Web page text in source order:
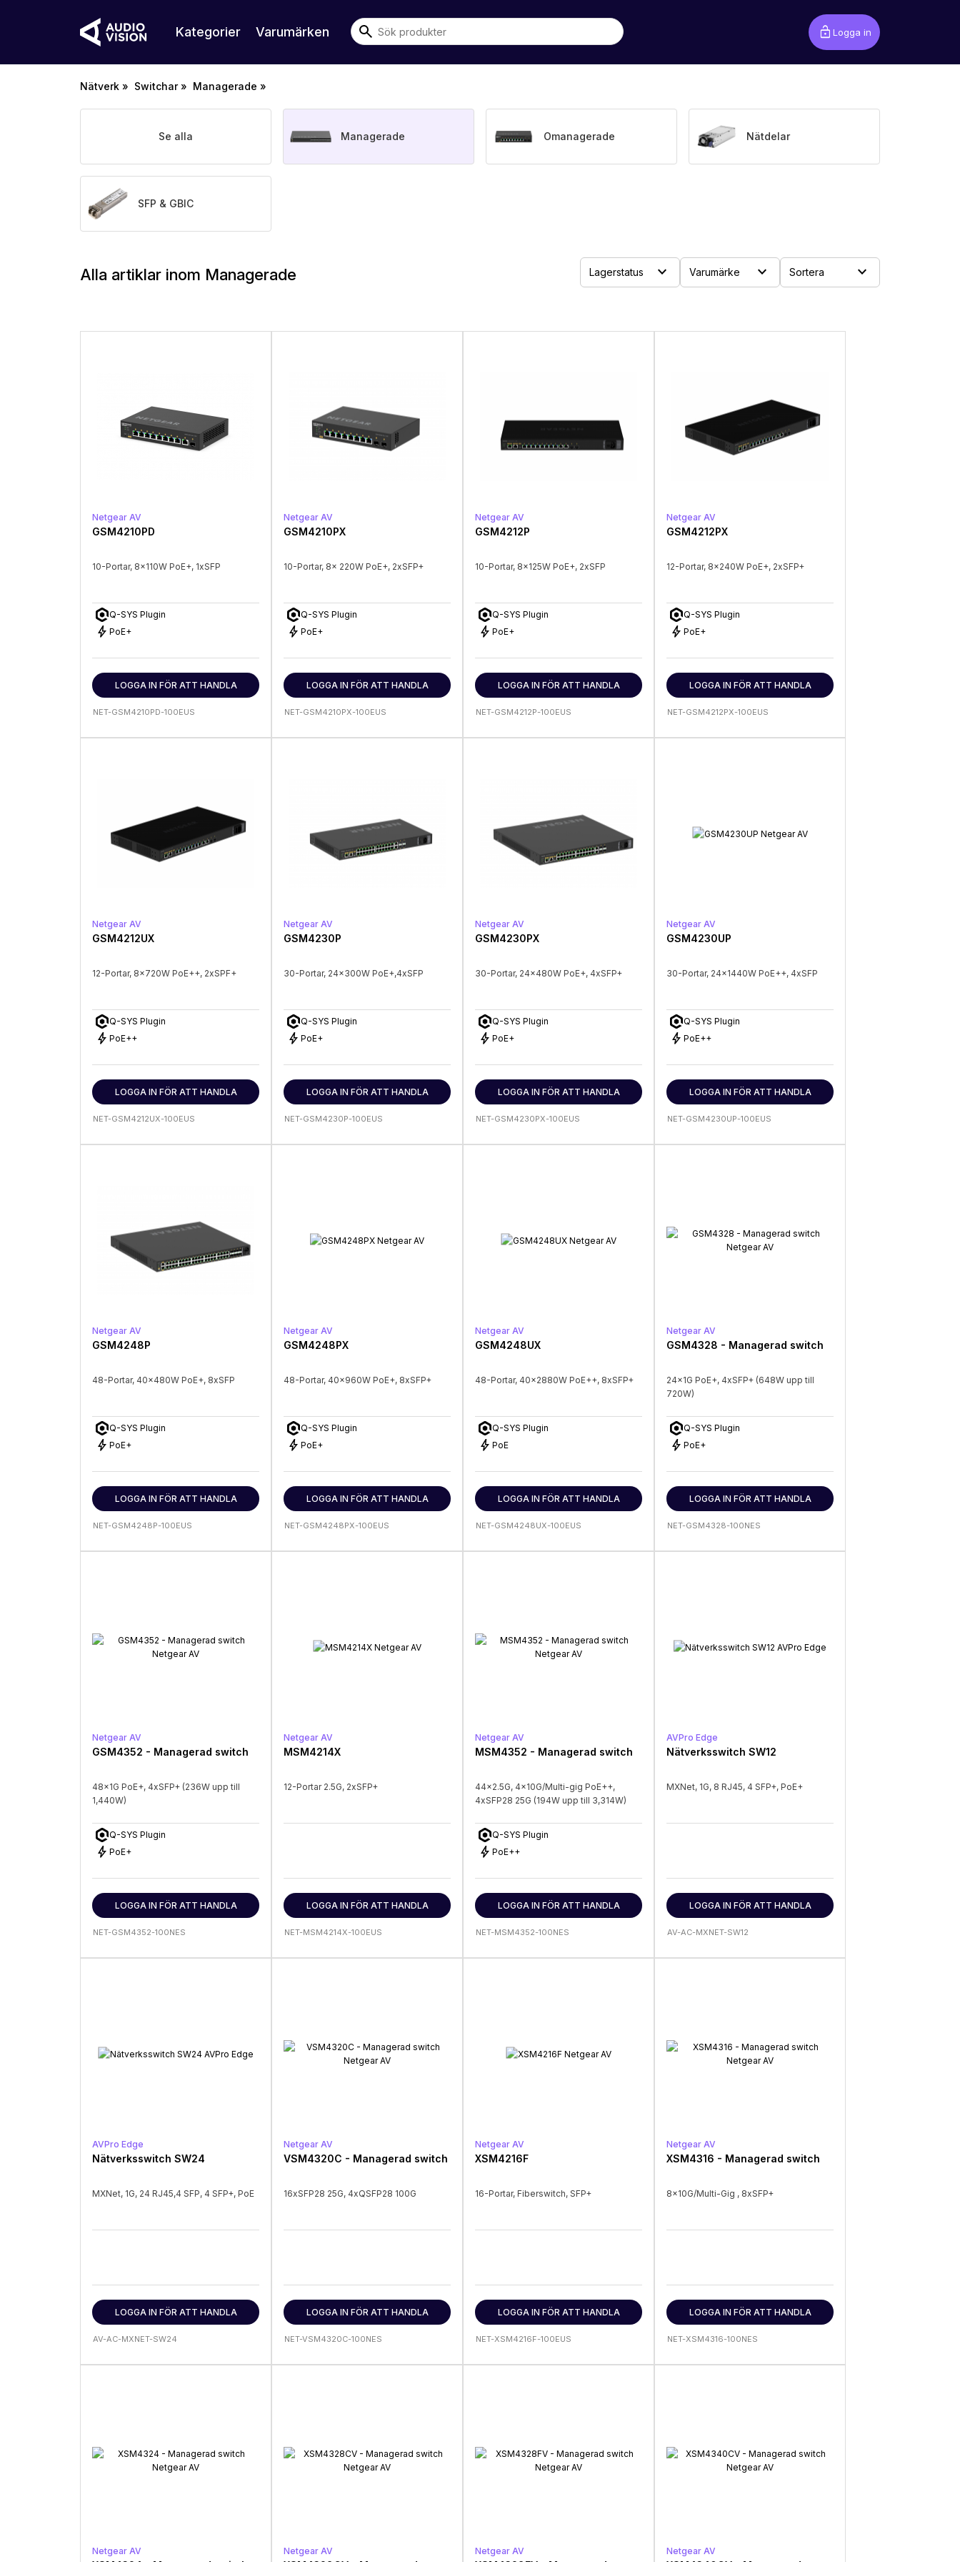
Kategorier Varumärken lock_open Logga in
Nätverk » Switchar» Managerade »
Se alla Managerade Omanagerade Nätdelar
SFP & GBIC
Alla artiklar inom Managerade Sortera expand_more
Varumärke expand_more
Lagerstatus expand_more
Netgear AV
GSM4210PD
10-Portar, 8x110W PoE+, 1xSFP
Q-SYS Plugin
bolt PoE+
LOGGA IN FÖR ATT HANDLA
NET-GSM4210PD-100EUS
Netgear AV
GSM4210PX
10-Portar, 8x 220W PoE+, 2xSFP+
Q-SYS Plugin
bolt PoE+
LOGGA IN FÖR ATT HANDLA
NET-GSM4210PX-100EUS
Netgear AV
GSM4212P
10-Portar, 8x125W PoE+, 2xSFP
Q-SYS Plugin
bolt PoE+
LOGGA IN FÖR ATT HANDLA
NET-GSM4212P-100EUS
Netgear AV
GSM4212PX
12-Portar, 8x240W PoE+, 2xSFP+
Q-SYS Plugin
bolt PoE+
LOGGA IN FÖR ATT HANDLA
NET-GSM4212PX-100EUS
Netgear AV
GSM4212UX
12-Portar, 8x720W PoE++, 2xSPF+
Q-SYS Plugin
bolt PoE++
LOGGA IN FÖR ATT HANDLA
NET-GSM4212UX-100EUS
Netgear AV
GSM4230P
30-Portar, 24x300W PoE+,4xSFP
Q-SYS Plugin
bolt PoE+
LOGGA IN FÖR ATT HANDLA
NET-GSM4230P-100EUS
Netgear AV
GSM4230PX
30-Portar, 24x480W PoE+, 4xSFP+
Q-SYS Plugin
bolt PoE+
LOGGA IN FÖR ATT HANDLA
NET-GSM4230PX-100EUS
Netgear AV
GSM4230UP
30-Portar, 24x1440W PoE++, 4xSFP
Q-SYS Plugin
bolt PoE++
LOGGA IN FÖR ATT HANDLA
NET-GSM4230UP-100EUS
Netgear AV
GSM4248P
48-Portar, 40x480W PoE+, 8xSFP
Q-SYS Plugin
bolt PoE+
LOGGA IN FÖR ATT HANDLA
NET-GSM4248P-100EUS
Netgear AV
GSM4248PX
48-Portar, 40x960W PoE+, 8xSFP+
Q-SYS Plugin
bolt PoE+
LOGGA IN FÖR ATT HANDLA
NET-GSM4248PX-100EUS
Netgear AV
GSM4248UX
48-Portar, 40x2880W PoE++, 8xSFP+
Q-SYS Plugin
bolt PoE
LOGGA IN FÖR ATT HANDLA
NET-GSM4248UX-100EUS
Netgear AV
GSM4328 - Managerad switch
24x1G PoE+, 4xSFP+ (648W upp till
720W)
Q-SYS Plugin
bolt PoE+
LOGGA IN FÖR ATT HANDLA
NET-GSM4328-100NES
Netgear AV
GSM4352 - Managerad switch
48x1G PoE+, 4xSFP+ (236W upp till
1,440W)
Q-SYS Plugin
bolt PoE+
LOGGA IN FÖR ATT HANDLA
NET-GSM4352-100NES
Netgear AV
MSM4214X
12-Portar 2.5G, 2xSFP+
LOGGA IN FÖR ATT HANDLA
NET-MSM4214X-100EUS
Netgear AV
MSM4352 - Managerad switch
44x2.5G, 4x10G/Multi-gig PoE++,
4xSFP28 25G (194W upp till 3,314W)
Q-SYS Plugin
bolt PoE++
LOGGA IN FÖR ATT HANDLA
NET-MSM4352-100NES
AVPro Edge
Nätverksswitch SW12
MXNet, 1G, 8 RJ45, 4 SFP+, PoE+
LOGGA IN FÖR ATT HANDLA
AV-AC-MXNET-SW12
AVPro Edge
Nätverksswitch SW24
MXNet, 1G, 24 RJ45,4 SFP, 4 SFP+, PoE
LOGGA IN FÖR ATT HANDLA
AV-AC-MXNET-SW24
Netgear AV
VSM4320C - Managerad switch
16xSFP28 25G, 4xQSFP28 100G
LOGGA IN FÖR ATT HANDLA
NET-VSM4320C-100NES
Netgear AV
XSM4216F
16-Portar, Fiberswitch, SFP+
LOGGA IN FÖR ATT HANDLA
NET-XSM4216F-100EUS
Netgear AV
XSM4316 - Managerad switch
8x10G/Multi-Gig , 8xSFP+
LOGGA IN FÖR ATT HANDLA
NET-XSM4316-100NES
Netgear AV Netgear AV Netgear AV Netgear AV